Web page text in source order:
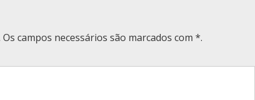
campos necessários são marcados com *.